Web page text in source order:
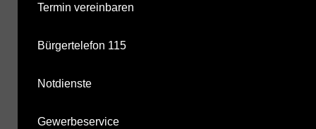
Termin vereinbaren
Bürgertelefon 115
Notdienste
Gewerbeservice